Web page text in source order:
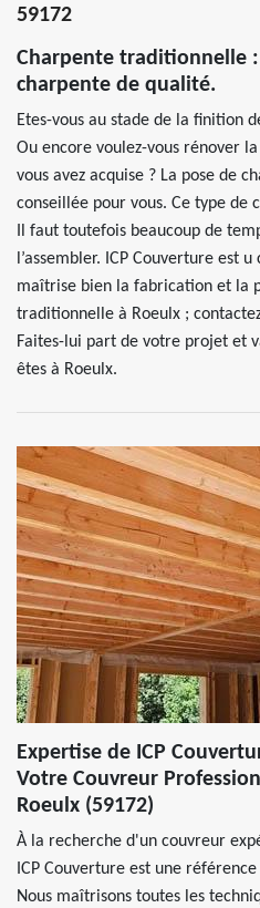
59172
Charpente traditionnelle
charpente de qualité.
Etes-vous au stade de la finition
Ou encore voulez-vous rénover
vous avez acquise ? La pose de
conseillée pour vous. Ce type de
Il faut toutefois beaucoup de
l’assembler. ICP Couverture est
maîtrise bien la fabrication et la
traditionnelle à Roeulx ;
Faites-lui part de votre projet et
êtes à Roeulx.
Expertise de ICP
Votre Couvreur
Roeulx (59172)
À la recherche d'un couvreur
ICP Couverture est une
Nous maîtrisons toutes les